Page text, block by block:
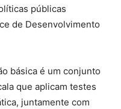
públicas
de Desenvolvimento
básica é um conjunto
que aplicam testes
juntamente com